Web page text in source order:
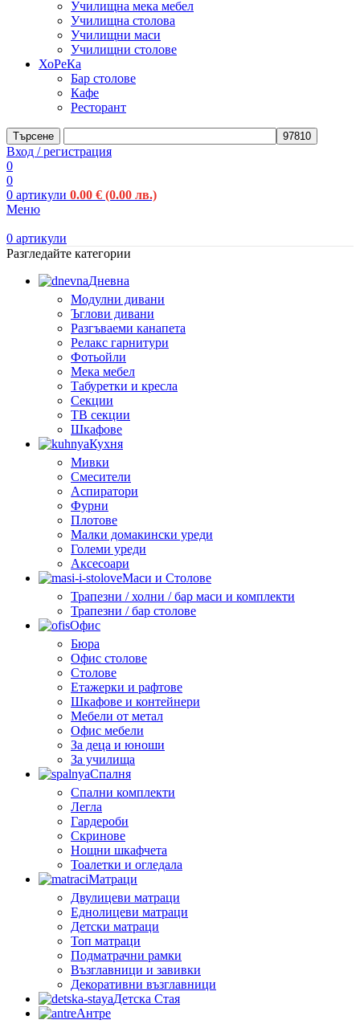
Училищна мека мебел
Училищна столова
Училищни маси
Училищни столове
ХоРеКа
Бар столове
Кафе
Ресторант
Търсене
Вход / регистрация
0
0
0 артикули 0.00 € (0.00 лв.)
Меню
0 артикули
Разгледайте категории
Дневна
Модулни дивани
Ъглови дивани
Разгъваеми канапета
Релакс гарнитури
Фотьойли
Мека мебел
Табуретки и кресла
Секции
ТВ секции
Шкафове
Кухня
Мивки
Смесители
Аспиратори
Фурни
Плотове
Малки домакински уреди
Големи уреди
Аксесоари
Маси и Столове
Трапезни / холни / бар маси и комплекти
Трапезни / бар столове
Офис
Бюра
Офис столове
Столове
Етажерки и рафтове
Шкафове и контейнери
Мебели от метал
Офис мебели
За деца и юноши
За училища
Спалня
Спални комплекти
Легла
Гардероби
Скринове
Нощни шкафчета
Тоалетки и огледала
Матраци
Двулицеви матраци
Еднолицеви матраци
Детски матраци
Топ матраци
Подматрачни рамки
Възглавници и завивки
Декоративни възглавници
Детска Стая
Антре